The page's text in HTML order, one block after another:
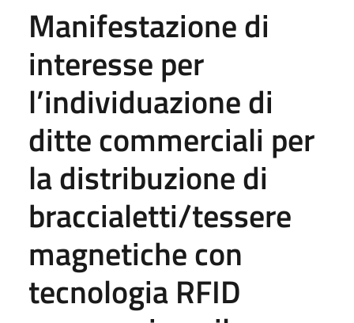
Manifestazione di
interesse per
l’individuazione di
ditte commerciali per
la distribuzione di
braccialetti/tessere
magnetiche con
tecnologia RFID